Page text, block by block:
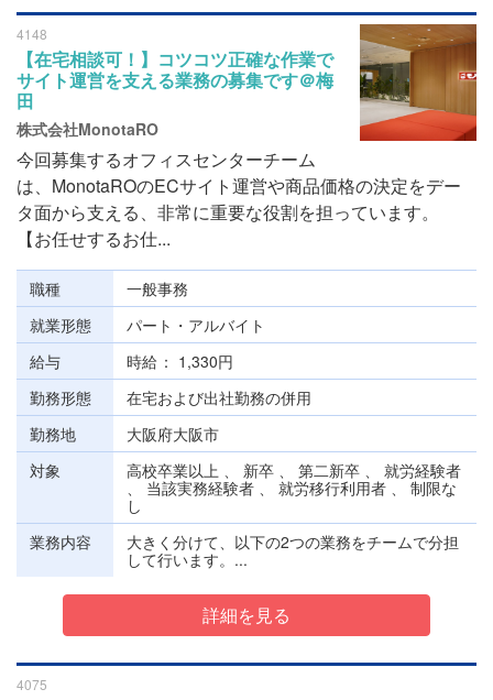
4148
【在宅相談可！】コツコツ正確な作業で
サイト運営を支える業務の募集です＠梅
田
株式会社MonotaRO
今回募集するオフィスセンターチーム
は、MonotaROのECサイト運営や商品価格の決定をデー
タ面から支える、非常に重要な役割を担っています。
【お任せするお仕...
職種
一般事務
就業形態
パート・アルバイト
給与
時給
1,330円
勤務形態
在宅および出社勤務の併用
勤務地
大阪府大阪市
対象
高校卒業以上 、 新卒 、 第二新卒 、 就労経験者
、 当該実務経験者 、 就労移行利用者 、 制限な
し
業務内容
大きく分けて、以下の2つの業務をチームで分担
して行います。...
詳細を見る
4075